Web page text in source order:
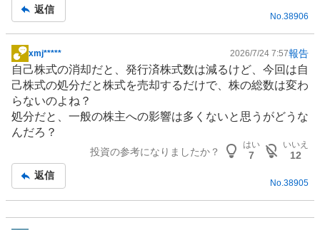
返信
No.38906
掲
示
板
記
事
xmj***** 2026/7/24 7:57報告
自己株式の消却だと、発行済株式数は減るけど、今回は自
己株式の処分だと株式を売却するだけで、株の総数は変わ
らないのよね？
処分だと、一般の株主への影響は多くないと思うがどうな
んだろ？
投資の参考になりましたか？
はい
7
いいえ
12
返信
No. 38905